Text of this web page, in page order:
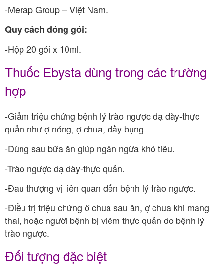
-Merap Group – Việt Nam.
Quy cách đóng gói:
-Hộp 20 gói x 10ml.
Thuốc Ebysta dùng trong các trường
hợp
-Giảm triệu chứng bệnh lý trào ngược dạ dày-thực
quản như ợ nóng, ợ chua, đầy bụng.
-Dùng sau bữa ăn giúp ngăn ngừa khó tiêu.
-Trào ngược dạ dày-thực quản.
-Đau thượng vị liên quan đến bệnh lý trào ngược.
-Điều trị triệu chứng ờ chua sau ăn, ợ chua khi mang
thai, hoặc người bệnh bị viêm thực quản do bệnh lý
trào ngược.
Đối tượng đặc biệt